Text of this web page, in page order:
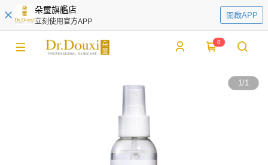
朵璽旗艦店
立刻使用官方APP
開啟APP
0
1/1